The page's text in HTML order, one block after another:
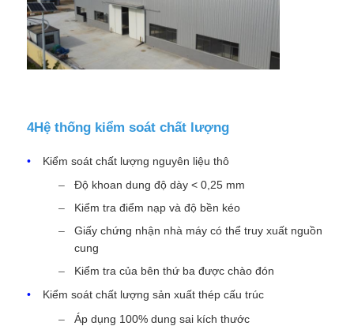
4Hệ thống kiểm soát chất lượng
Kiểm soát chất lượng nguyên liệu thô
Độ khoan dung độ dày < 0,25 mm
Kiểm tra điểm nạp và độ bền kéo
Giấy chứng nhận nhà máy có thể truy xuất nguồn
cung
Kiểm tra của bên thứ ba được chào đón
Kiểm soát chất lượng sản xuất thép cấu trúc
Áp dụng 100% dung sai kích thước